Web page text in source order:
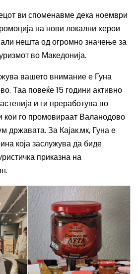
ви споменавме дека ноември
на нови локални херои
нешта од огромно значење за
во Македонија.
вашето внимание е Гуна
Таа повеќе 15 години активно
и ги преработува во
кои го промовираат Валанодово
државата. За Кајак.мк, Гуна е
која заслужува да биде
приказна на